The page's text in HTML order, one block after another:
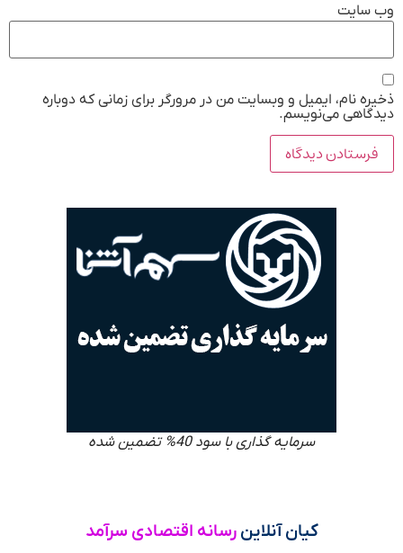
وب‌ سایت
ذخیره نام، ایمیل و وبسایت من در مرورگر برای زمانی که دوباره
دیدگاهی می‌نویسم.
سرمایه گذاری با سود 40% تضمین شده
کیان آنلاین رسانه اقتصادی سرآمد